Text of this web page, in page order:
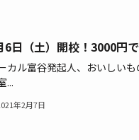
6日（土）開校！3000円
カル富谷発起人、おいしい
...
年2月7日